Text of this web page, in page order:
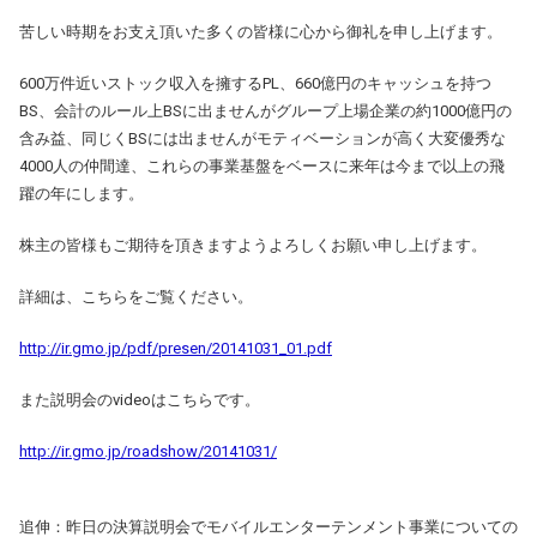
苦しい時期をお支え頂いた多くの皆様に心から御礼を申し上げます。
600万件近いストック収入を擁するPL、660億円のキャッシュを持つ
BS、会計のルール上BSに出ませんがグループ上場企業の約1000億円の
含み益、同じくBSには出ませんがモティベーションが高く大変優秀な
4000人の仲間達、これらの事業基盤をベースに来年は今まで以上の飛
躍の年にします。
株主の皆様もご期待を頂きますようよろしくお願い申し上げます。
詳細は、こちらをご覧ください。
http://ir.gmo.jp/pdf/presen/20141031_01.pdf
また説明会のvideoはこちらです。
http://ir.gmo.jp/roadshow/20141031/
追伸：昨日の決算説明会でモバイルエンターテンメント事業についての